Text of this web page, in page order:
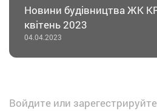
Новини будівництва ЖК
квітень 2023
04.04.2023
Войдите или